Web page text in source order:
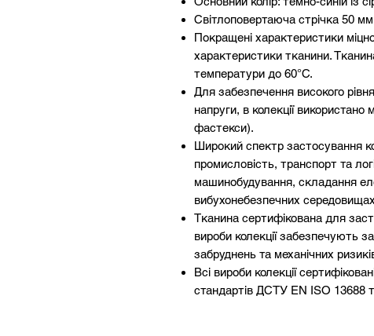
Світлоповертаюча стрічка 50
Покращені характеристики
характеристики тканини.
температури до 60°С.
Для забезпечення високого
напруги, в колекції
фастекси).
Широкий спектр застосування
промисловість, транспорт та
машинобудування, складання
вибухонебезпечних середовищах
Тканина сертифікована для
вироби колекції забезпечують
забруднень та механічних
Всі вироби колекції
стандартів ДСТУ EN ISO 13688